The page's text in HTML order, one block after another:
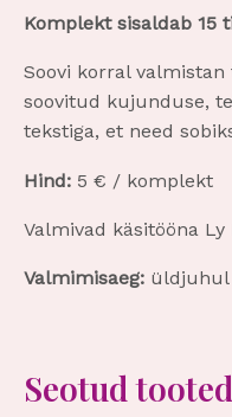
Komplekt sisaldab 15
Soovi korral
soovitud kujunduse,
tekstiga, et need
Hind: 5 € / komplekt
Valmivad käsitööna
Valmimisaeg: üldjuhul
Seotud tooted